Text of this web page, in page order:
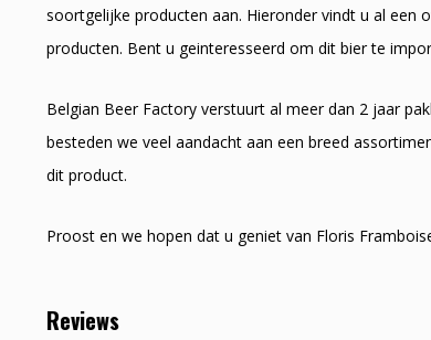
soortgelijke producten aan. Hieronder vindt u al een
producten. Bent u geinteresseerd om dit bier te
Belgian Beer Factory verstuurt al meer dan 2 jaar
besteden we veel aandacht aan een breed
dit product.
Proost en we hopen dat u geniet van Floris
Reviews